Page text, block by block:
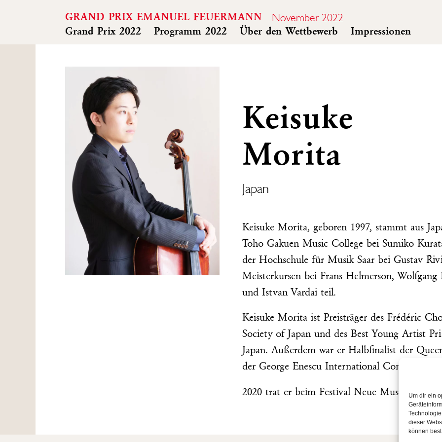
Um dir ein
dieser
können
GRAND PRIX EMANUEL FEUERMANN November 2022
Grand Prix 2022 Programm 2022 Über den Wettbewerb Impressionen
Keisuke
Morita
Japan
Keisuke Morita, geboren 1997, stammt aus
Toho Gakuen Music College bei Sumiko
der Hochschule für Musik Saar bei Gustav
Meisterkursen bei Frans Helmerson,
und Istvan Vardai teil.
Keisuke Morita ist Preisträger des Frédéric
Society of Japan und des Best Young Artist
Japan. Außerdem war er Halbfinalist der
der George Enescu International Competition
2020 trat er beim Festival Neue Musik